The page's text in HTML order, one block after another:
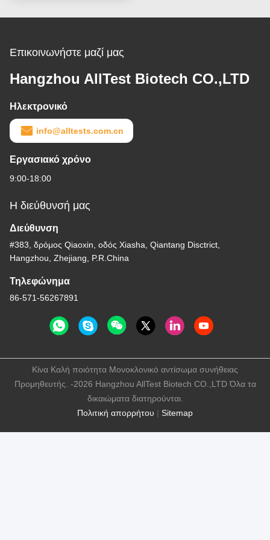
Επικοινωνήστε μαζί μας
Hangzhou AllTest Biotech CO.,LTD
Ηλεκτρονικό
info@alltests.com.cn
Εργασιακό χρόνο
9:00-18:00
Η διεύθυνσή μας
Διεύθυνση
#383, δρόμος Qiaoxin, οδός Xiasha, Qiantang Disctrict,
Hangzhou, Zhejiang, P.R.China
Τηλεφώνημα
86-571-56267891
Πολιτική απορρήτου | Sitemap
Κίνα Καλή ποιότητα Μονοκλονικό αντίσωμα συνήθειας
Προμηθευτής. -2026 Hangzhou AllTest Biotech CO.,LTD Όλα τα
δικαιώματα διατηρούνται.